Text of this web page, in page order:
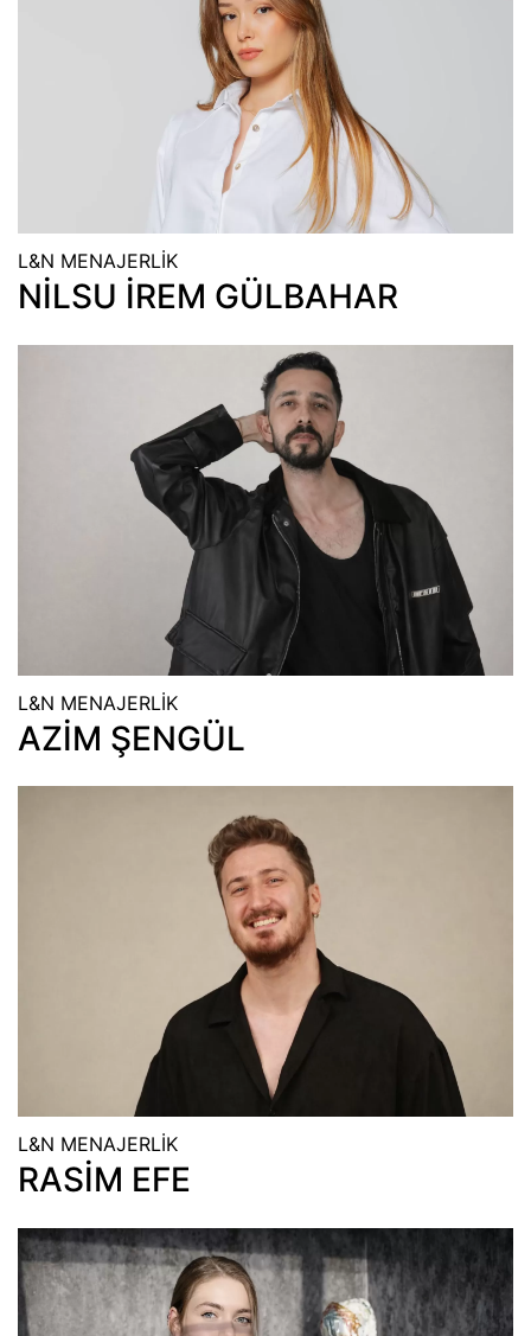
L&N MENAJERLİK
NİLSU İREM GÜLBAHAR
L&N MENAJERLİK
AZİM ŞENGÜL
L&N MENAJERLİK
RASİM EFE